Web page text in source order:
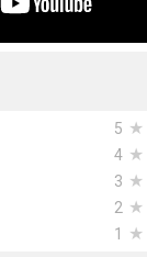
5 ★
4 ★
3 ★
2 ★
1
★